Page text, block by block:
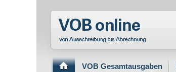
Normenportal
VOB Gesamtausgaben